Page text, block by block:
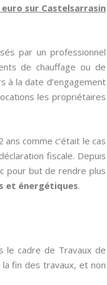
sur Castelsarrasin
par un professionnel
de chauffage ou de
à la date d’engagement
les propriétaires
comme c’était le cas
fiscale. Depuis
pour but de rendre plus
et énergétiques.
le cadre de Travaux de
la fin des travaux, et non